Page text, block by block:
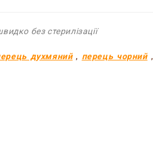
без стерилізації
духмяний, перець чорний,